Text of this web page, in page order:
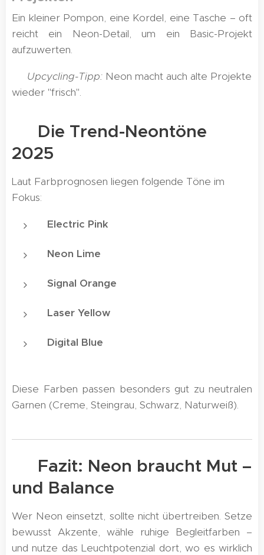
Ein kleiner Pompon, eine Kordel, eine Tasche – oft
reicht ein Neon-Detail, um ein Basic-Projekt
aufzuwerten.
Upcycling-Tipp: Neon macht auch alte Projekte
wieder "frisch".
🎨 Die Trend-Neontöne
2025
Laut Farbprognosen liegen folgende Töne im
Fokus:
Electric Pink
Neon Lime
Signal Orange
Laser Yellow
Digital Blue
Diese Farben passen besonders gut zu neutralen
Garnen (Creme, Steingrau, Schwarz, Naturweiß).
💡 Fazit: Neon braucht Mut –
und Balance
Wer Neon einsetzt, sollte nicht übertreiben. Setze
bewusst Akzente, wähle ruhige Begleitfarben –
und nutze das Leuchtpotenzial dort, wo es wirklich